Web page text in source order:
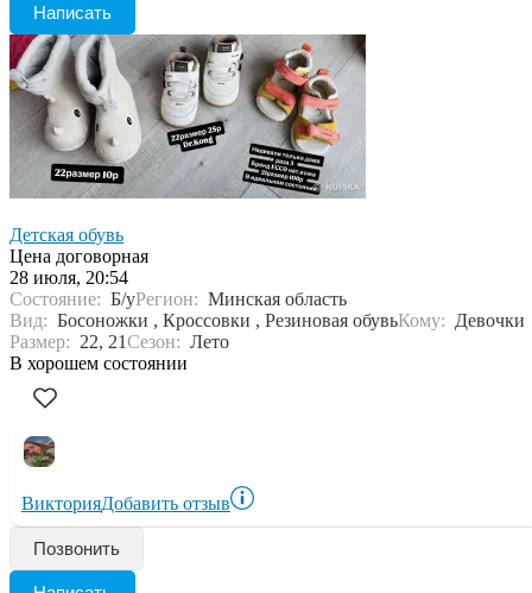
Написать
Детская обувь
Цена договорная
28 июля, 20:54
Состояние: Б/уРегион: Минская область
Вид: Босоножки , Кроссовки , Резиновая обувьКому: Девочки
Размер: 22, 21Сезон: Лето
В хорошем состоянии
ВикторияДобавить отзыв
Позвонить